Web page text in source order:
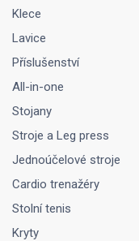
Klece
Lavice
Příslušenství
All-in-one
Stojany
Stroje a Leg press
Jednoúčelové stroje
Cardio trenažéry
Stolní tenis
Kryty